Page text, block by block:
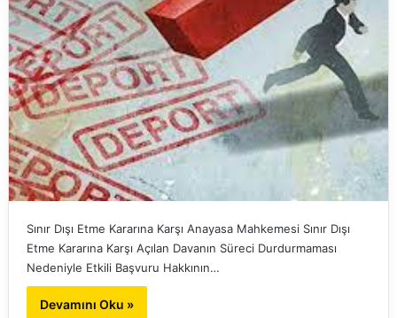
Sınır Dışı Etme Kararına Karşı Anayasa Mahkemesi Sınır Dışı
Etme Kararına Karşı Açılan Davanın Süreci Durdurmaması
Nedeniyle Etkili Başvuru Hakkının…
Devamını Oku »